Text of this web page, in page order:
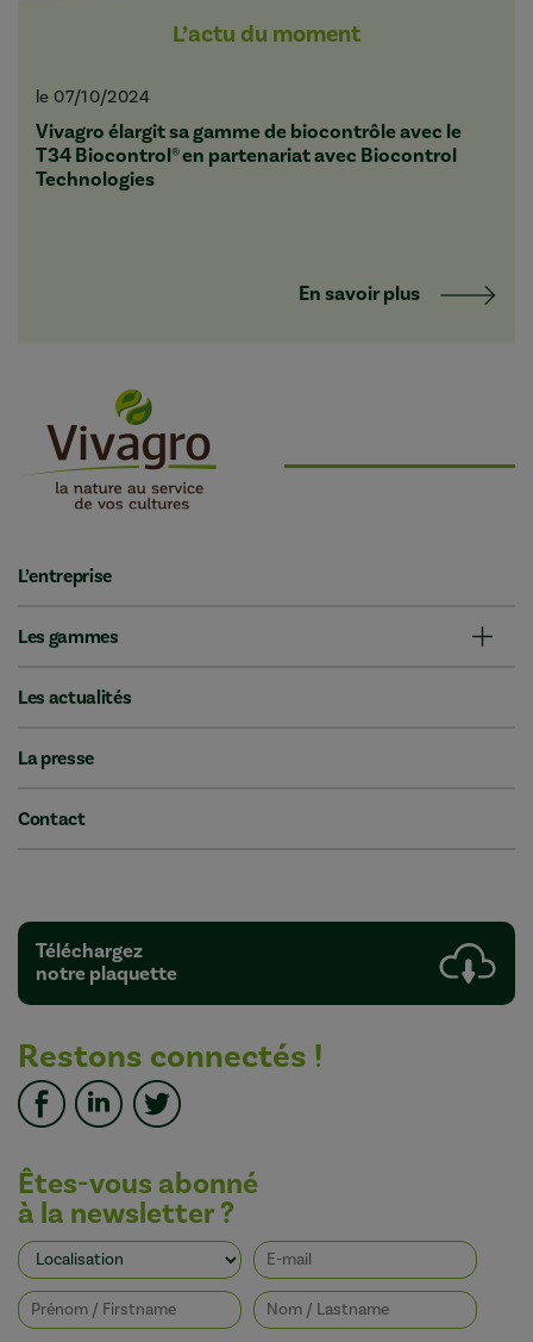
L’actu du moment
le 07/10/2024
Vivagro élargit sa gamme de biocontrôle avec le
T34 Biocontrol® en partenariat avec Biocontrol
Technologies
En savoir plus
L’entreprise
Les gammes
Les actualités
La presse
Contact
Téléchargez
notre plaquette
Restons connectés !
Êtes-vous abonné
à la newsletter ?